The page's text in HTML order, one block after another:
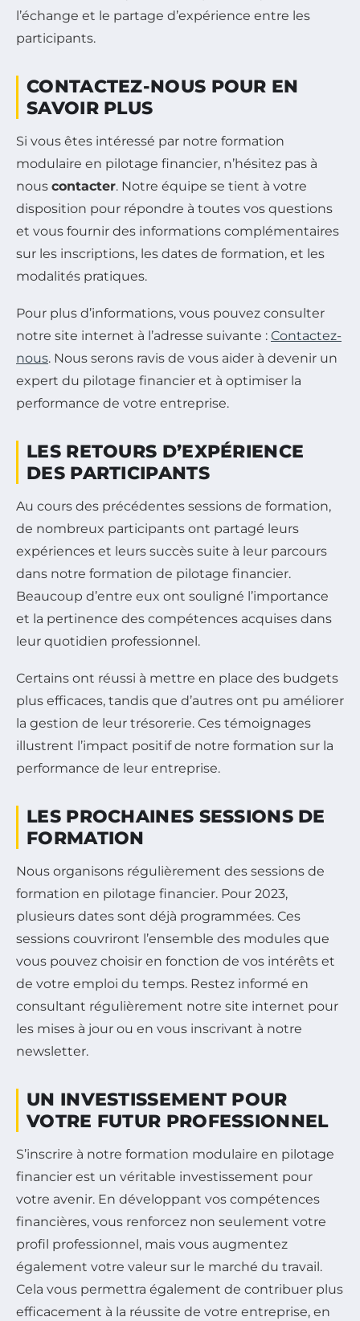
l’échange et le partage d’expérience entre les
participants.
CONTACTEZ-NOUS POUR EN
SAVOIR PLUS
Si vous êtes intéressé par notre formation
modulaire en pilotage financier, n’hésitez pas à
nous contacter. Notre équipe se tient à votre
disposition pour répondre à toutes vos questions
et vous fournir des informations complémentaires
sur les inscriptions, les dates de formation, et les
modalités pratiques.
Pour plus d’informations, vous pouvez consulter
notre site internet à l’adresse suivante : Contactez-
nous. Nous serons ravis de vous aider à devenir un
expert du pilotage financier et à optimiser la
performance de votre entreprise.
LES RETOURS D’EXPÉRIENCE
DES PARTICIPANTS
Au cours des précédentes sessions de formation,
de nombreux participants ont partagé leurs
expériences et leurs succès suite à leur parcours
dans notre formation de pilotage financier.
Beaucoup d’entre eux ont souligné l’importance
et la pertinence des compétences acquises dans
leur quotidien professionnel.
Certains ont réussi à mettre en place des budgets
plus efficaces, tandis que d’autres ont pu améliorer
la gestion de leur trésorerie. Ces témoignages
illustrent l’impact positif de notre formation sur la
performance de leur entreprise.
LES PROCHAINES SESSIONS DE
FORMATION
Nous organisons régulièrement des sessions de
formation en pilotage financier. Pour 2023,
plusieurs dates sont déjà programmées. Ces
sessions couvriront l’ensemble des modules que
vous pouvez choisir en fonction de vos intérêts et
de votre emploi du temps. Restez informé en
consultant régulièrement notre site internet pour
les mises à jour ou en vous inscrivant à notre
newsletter.
UN INVESTISSEMENT POUR
VOTRE FUTUR PROFESSIONNEL
S’inscrire à notre formation modulaire en pilotage
financier est un véritable investissement pour
votre avenir. En développant vos compétences
financières, vous renforcez non seulement votre
profil professionnel, mais vous augmentez
également votre valeur sur le marché du travail.
Cela vous permettra également de contribuer plus
efficacement à la réussite de votre entreprise, en